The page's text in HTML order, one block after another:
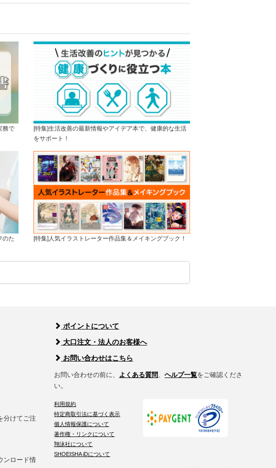
務で
[特集]生活改善の最新情報やアイデア本で、健康的な生活
をサポート！
のた
[特集]人気イラストレーター作品集＆メイキングブック！
分けてご注
ンロード情
ポイントについて
大口注文・法人のお客様へ
お問い合わせはこちら
お問い合わせの前に、 よくある質問 、ヘルプ一覧をご確認くださ
い。
利用規約
特定商取引法に基づく表示
個人情報保護について
著作権・リンクについて
翔泳社について
SHOEISHA iDについて